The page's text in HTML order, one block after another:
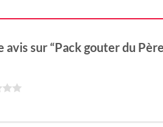
sur “Pack gouter du